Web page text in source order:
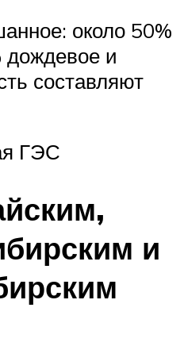
около 50%
дождевое и
составляют
ГЭС
и